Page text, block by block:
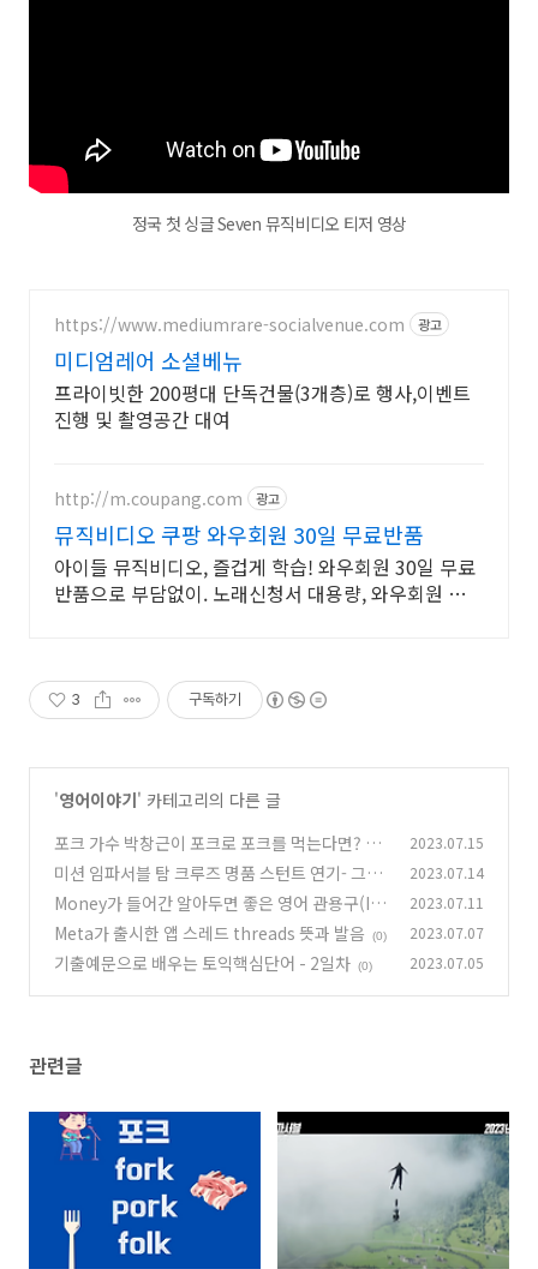
정국 첫 싱글 Seven 뮤직비디오 티저 영상
https://www.mediumrare-socialvenue.com 광고
미디엄레어 소셜베뉴
프라이빗한 200평대 단독건물(3개층)로 행사,이벤트
진행 및 촬영공간 대여
http://m.coupang.com 광고
뮤직비디오 쿠팡 와우회원 30일 무료반품
아이들 뮤직비디오, 즐겁게 학습! 와우회원 30일 무료
반품으로 부담없이. 노래신청서 대용량, 와우회원 무제
3 구독하기
'영어이야기' 카테고리의 다른 글
포크 가수 박창근이 포크로 포크를 먹는다면? -
'포크'의 세 가지 다른 뜻 알아보기
(0)
2023.07.15
미션 임파서블 탐 크루즈 명품 스턴트 연기- 그런
데 Stunt가 무슨 뜻이야? (0)
2023.07.14
Money가 들어간 알아두면 좋은 영어 관용구(Idi
oms) 7가지
(0)
2023.07.11
Meta가 출시한 앱 스레드 threads 뜻과 발음 (0) 2023.07.07
기출예문으로 배우는 토익핵심단어 - 2일차 (0) 2023.07.05
관련글